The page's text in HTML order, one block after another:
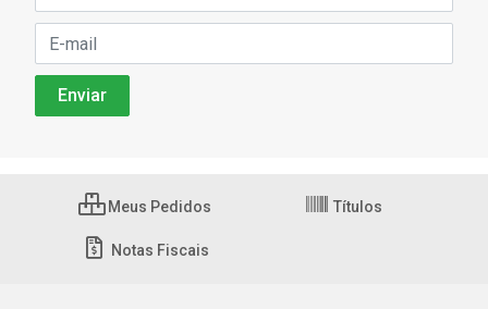
Meus Pedidos Títulos
Notas Fiscais